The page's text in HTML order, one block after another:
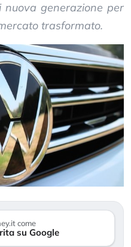
generazione per
trasformato.
come
su Google